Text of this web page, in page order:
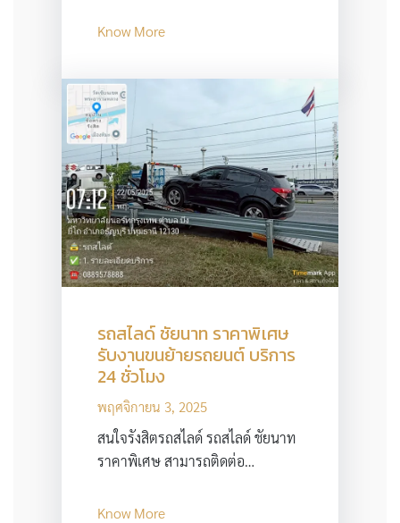
Know More
รถสไลด์ ชัยนาท ราคาพิเศษ
รับงานขนย้ายรถยนต์ บริการ
24 ชั่วโมง
พฤศจิกายน 3, 2025
สนใจรังสิตรถสไลด์ รถสไลด์ ชัยนาท
ราคาพิเศษ สามารถติดต่อ…
Know More